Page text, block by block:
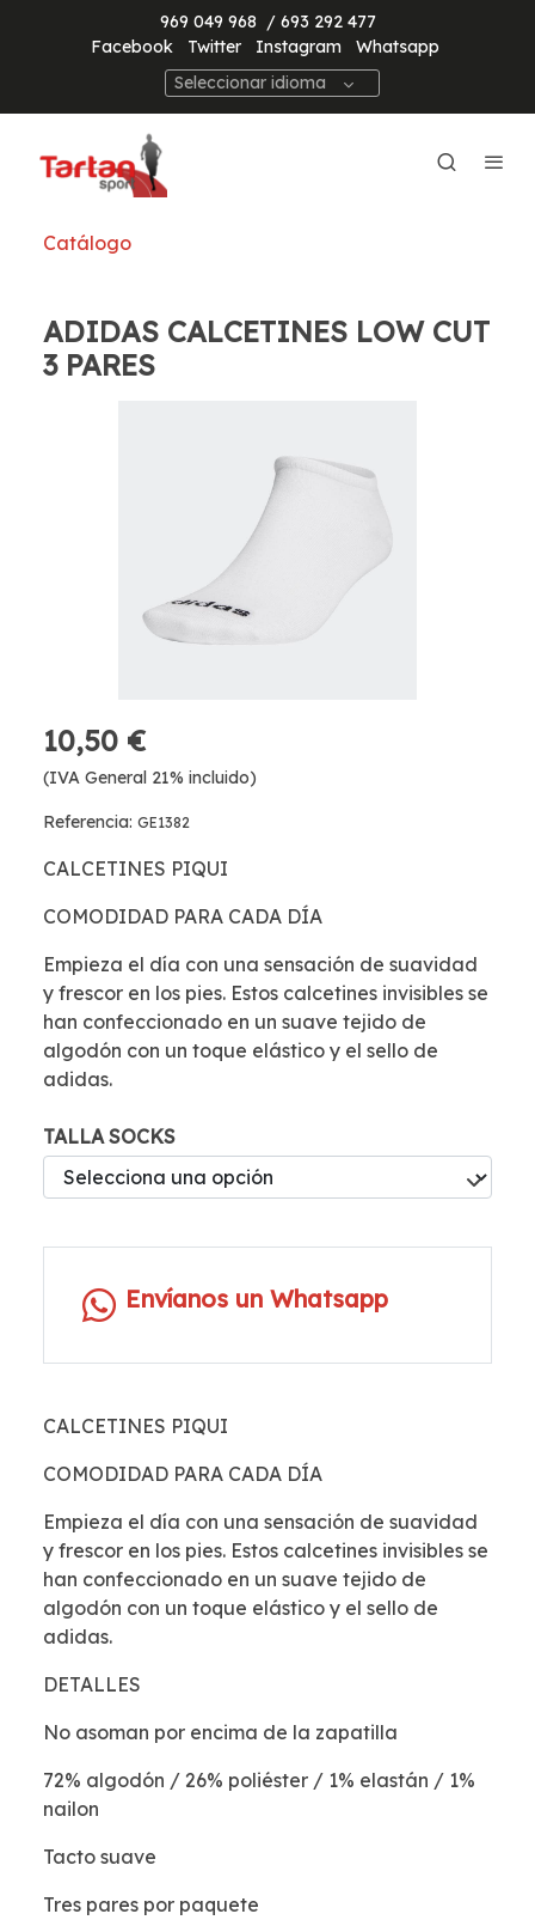
969 049 968 / 693 292 477
Facebook
Twitter Instagram
Whatsapp
Seleccionar idioma
Catálogo
ADIDAS CALCETINES LOW CUT
3 PARES
10,50 €
(IVA General 21% incluido)
Referencia: GE1382
CALCETINES PIQUI
COMODIDAD PARA CADA DÍA
Empieza el día con una sensación de suavidad
y frescor en los pies. Estos calcetines invisibles se
han confeccionado en un suave tejido de
algodón con un toque elástico y el sello de
adidas.
TALLA SOCKS
Envíanos un Whatsapp
CALCETINES PIQUI
COMODIDAD PARA CADA DÍA
Empieza el día con una sensación de suavidad
y frescor en los pies. Estos calcetines invisibles se
han confeccionado en un suave tejido de
algodón con un toque elástico y el sello de
adidas.
DETALLES
No asoman por encima de la zapatilla
72% algodón / 26% poliéster / 1% elastán / 1%
nailon
Tacto suave
Tres pares por paquete